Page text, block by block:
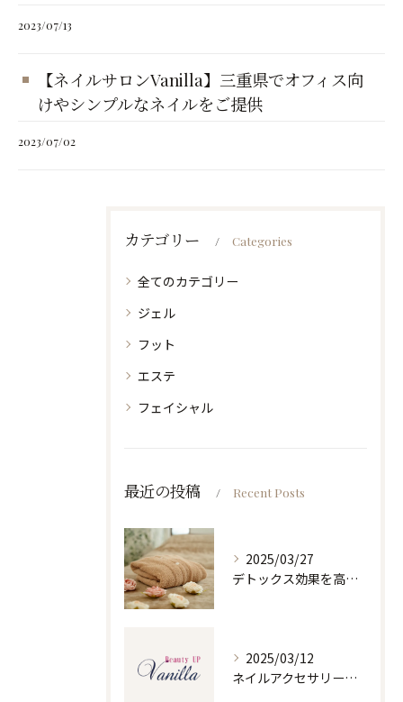
2023/07/13
【ネイルサロンVanilla】三重県でオフィス向
けやシンプルなネイルをご提供
2023/07/02
カテゴリー Categories
全てのカテゴリー
ジェル
フット
エステ
フェイシャル
最近の投稿 Recent Posts
2025/03/27
デトックス効果を高めるホルミシスリンパエステ
2025/03/12
ネイルアクセサリーの魅力と選び方